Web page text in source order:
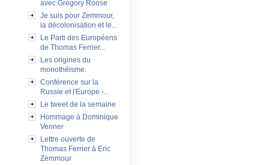
avec Grégory Roose
Je suis pour Zemmour,
la décolonisation et le...
Le Parti des Européens
de Thomas Ferrier...
Les origines du
monothéisme.
Conférence sur la
Russie et l'Europe -...
Le tweet de la semaine
Hommage à Dominique
Venner
Lettre ouverte de
Thomas Ferrier à Eric
Zemmour